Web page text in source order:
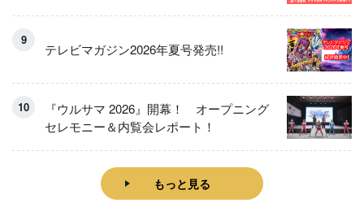
テレビマガジン2026年夏号発売!!
『ウルサマ 2026』開幕！ オープニング
セレモニー＆内覧会レポート！
もっと見る